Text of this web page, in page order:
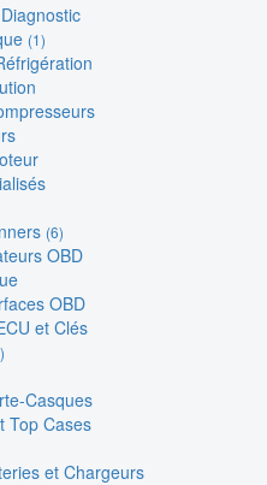
(1)
(6)
OBD
OBD
et Clés
Casques
Top Cases
et Chargeurs